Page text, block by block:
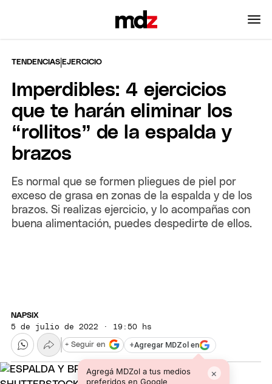
TENDENCIAS |EJERCICIO
Imperdibles: 4 ejercicios
que te harán eliminar los
“rollitos” de la espalda y
brazos
Es normal que se formen pliegues de piel por
exceso de grasa en zonas de la espalda y de los
brazos. Si realizas ejercicio, y lo acompañas con
buena alimentación, puedes despedirte de ellos.
NAPSIX
5 de julio de 2022 · 19:50 hs
+Agregar MDZol en
Agregá MDZol a tus medios
preferidos en Google
×
+ Seguir en